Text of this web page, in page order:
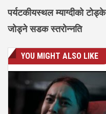
पर्यटकीयस्थल म्याग्दीको टोड्के
जोड्ने सडक स्तरोन्नति
YOU MIGHT ALSO LIKE